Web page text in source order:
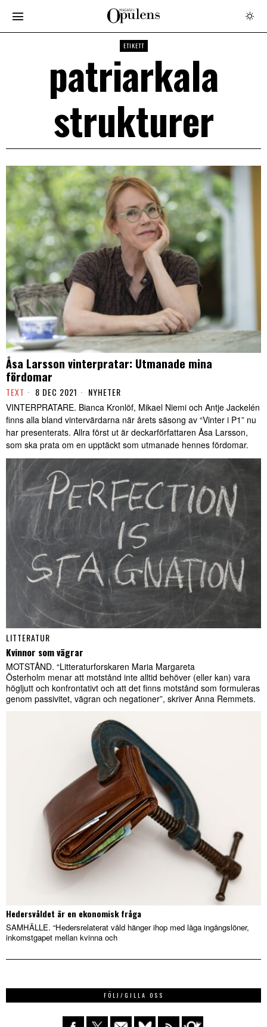
ETIKETT
patriarkala
strukturer
Åsa Larsson vinterpratar: Utmanade mina
fördomar
TEXT 8 DEC 2021 NYHETER
VINTERPRATARE. Bianca Kronlöf, Mikael Niemi och Antje Jackelén
finns alla bland vintervärdarna när årets säsong av “Vinter i P1” nu
har presenterats. Allra först ut är deckarförfattaren Åsa Larsson,
som ska prata om en upptäckt som utmanade hennes fördomar.
LITTERATUR
Kvinnor som vägrar
MOTSTÅND. “Litteraturforskaren Maria Margareta
Österholm menar att motstånd inte alltid behöver (eller kan) vara
högljutt och konfrontativt och att det finns motstånd som formuleras
genom passivitet, vägran och negationer”, skriver Anna Remmets.
Hedersvåldet är en ekonomisk fråga
SAMHÄLLE. “Hedersrelaterat våld hänger ihop med låga ingångslöner,
inkomstgapet mellan kvinna och
FÖLJ/GILLA OSS